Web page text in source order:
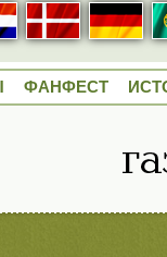
ФАНФЕСТ